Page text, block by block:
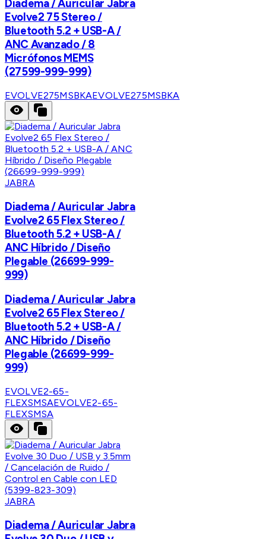
Diadema / Auricular Jabra
Evolve2 75 Stereo /
Bluetooth 5.2 + USB-A /
ANC Avanzado / 8
Micrófonos MEMS
(27599-999-999)
EVOLVE275MSBKAEVOLVE275MSBKA
JABRA
Diadema / Auricular Jabra
Evolve2 65 Flex Stereo /
Bluetooth 5.2 + USB-A /
ANC Híbrido / Diseño
Plegable (26699-999-
999)
Diadema / Auricular Jabra
Evolve2 65 Flex Stereo /
Bluetooth 5.2 + USB-A /
ANC Híbrido / Diseño
Plegable (26699-999-
999)
EVOLVE2-65-
FLEXSMSAEVOLVE2-65-
FLEXSMSA
JABRA
Diadema / Auricular Jabra